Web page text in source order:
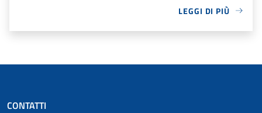
LEGGI DI PIÙ
CONTATTI